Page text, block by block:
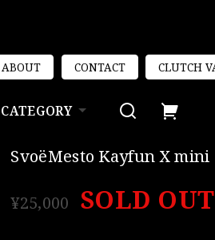
ABOUT CONTACT CLUTCH
CATEGORY
SvoëMesto Kayfun X mini
¥25,000 SOLD OUT